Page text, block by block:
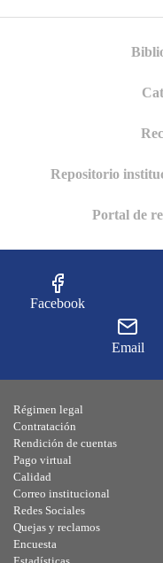
Repositorio
Portal de
Facebook
Email
Régimen legal
Contratación
Rendición de cuentas
Pago virtual
Calidad
Correo institucional
Redes Sociales
Quejas y reclamos
Encuesta